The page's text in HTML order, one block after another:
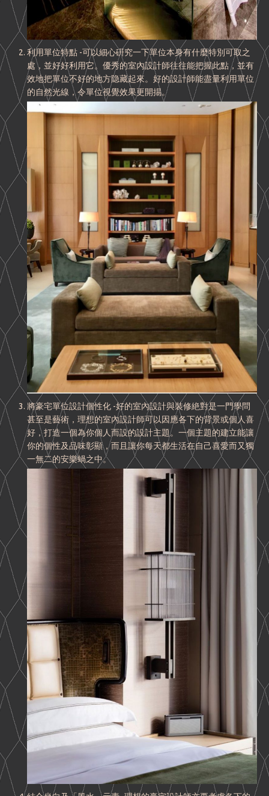
利用單位特點 -可以細心硏究一下單位本身有什麼特別可取之
處，並好好利用它。優秀的室內設計師往往能把握此點，並有
效地把單位不好的地方隐藏起來。好的設計師能盡量利用單位
的自然光線，令單位視覺效果更開掦。
將豪宅單位設計個性化 -好的室內設計與裝修絶對是一門學問
甚至是藝術，理想的室內設計師可以因應各下的背景或個人喜
好，打造一個為你個人而設的設計主題。一個主題的建立能讓
你的個性及品味彰顯，而且讓你每天都生活在自己喜愛而又獨
一無二的安樂蝸之中。